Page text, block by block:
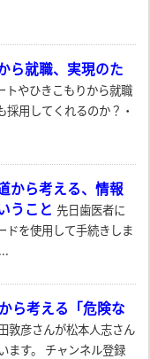
ら就職、実現のた
トやひきこもりから就職
用してくれるのか？・
から考える、情報
うこと 先日歯医者に
ドを使用して手続きしま
ら考える「危険な
敦彦さんが松本人志さん
ます。 チャンネル登録